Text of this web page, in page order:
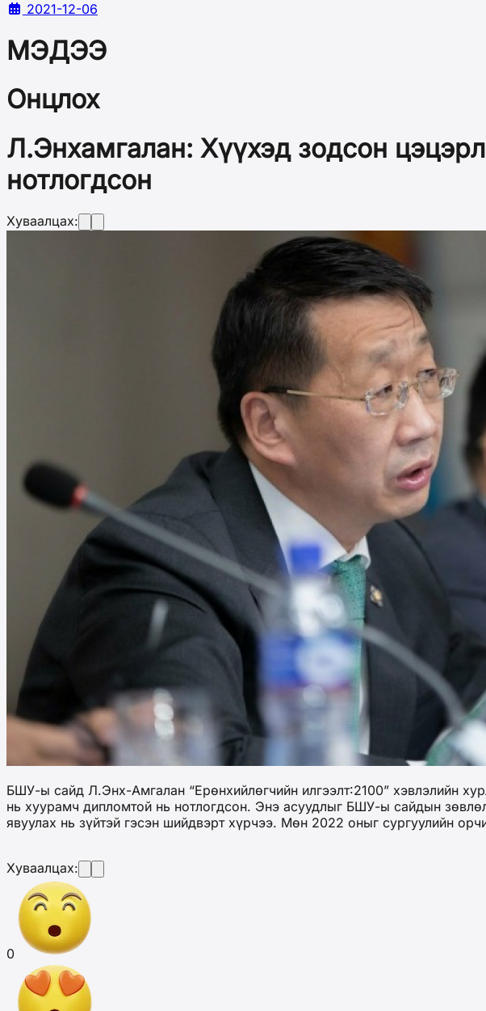
2021-12-06
МЭДЭЭ
Онцлох
Л.Энхамгалан: Хүүхэд зодсон
нотлогдсон
Хуваалцах:
БШУ-ы сайд Л.Энх-Амгалан “Ерөнхийлөгчийн илгээлт:2100” хэвлэлийн
нь хуурамч дипломтой нь нотлогдсон. Энэ асуудлыг БШУ-ы сайдын
явуулах нь зүйтэй гэсэн шийдвэрт хүрчээ. Мөн 2022 оныг сургуулийн
Хуваалцах:
0